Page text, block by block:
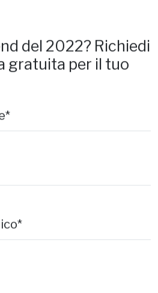
del 2022? Richiedi
gratuita per il tuo